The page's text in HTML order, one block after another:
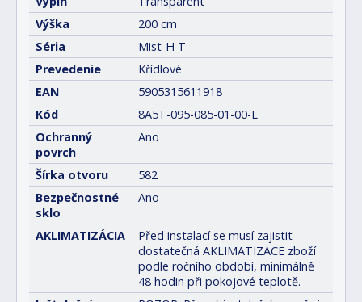
Výška
200 cm
Séria
Mist-H T
Prevedenie
Křídlové
EAN
5905315611918
Kód
8A5T-095-085-01-00-L
Ochranný
povrch
Ano
Šírka otvoru
582
Bezpečnostné
sklo
Ano
AKLIMATIZÁCIA
Před instalací se musí zajistit
dostatečná AKLIMATIZACE zboží
podle ročního období, minimálně
48 hodin při pokojové teplotě.